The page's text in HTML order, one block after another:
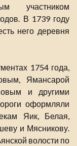
участником
В 1739 году
него деревня
1754 года,
Ямансарой
и другими
оформляли
Яик, Белая,
и Мясникову.
волости по